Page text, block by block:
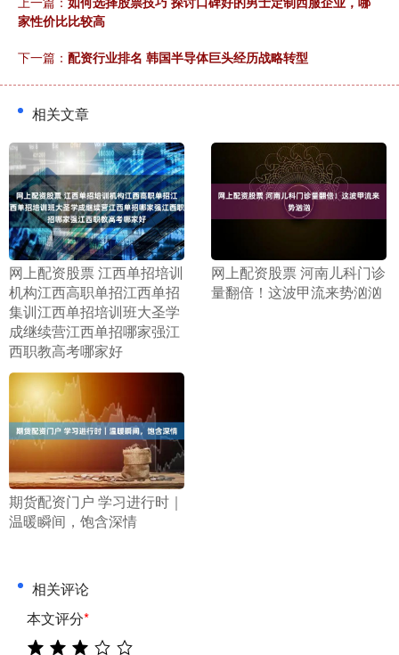
家性价比比较高
下一篇： 配资行业排名 韩国半导体巨头经历战略转型
相关文章
​网上配资股票 江西单招培训
机构江西高职单招江西单招
集训江西单招培训班大圣学
成继续营江西单招哪家强江
西职教高考哪家好
​网上配资股票 河南儿科门诊
量翻倍！这波甲流来势汹汹
​期货配资门户 学习进行时｜
温暖瞬间，饱含深情
相关评论
本文评分*